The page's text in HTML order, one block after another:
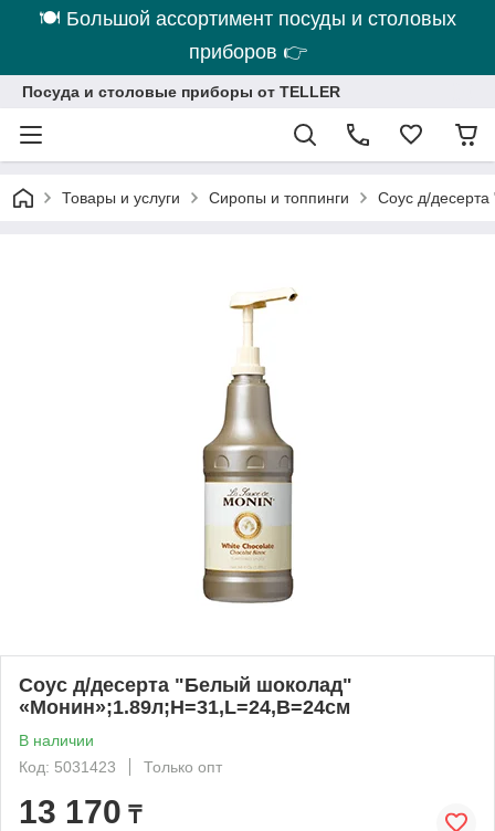
🍽 Большой ассортимент посуды и столовых
приборов 👉
Посуда и столовые приборы от TELLER
Товары и услуги Сиропы и топпинги Соус д/
Соус д/десерта "Белый шоколад"
«Монин»;1.89л;H=31,L=24,B=24см
В наличии
Код: 5031423
Только опт
13 170 ₸